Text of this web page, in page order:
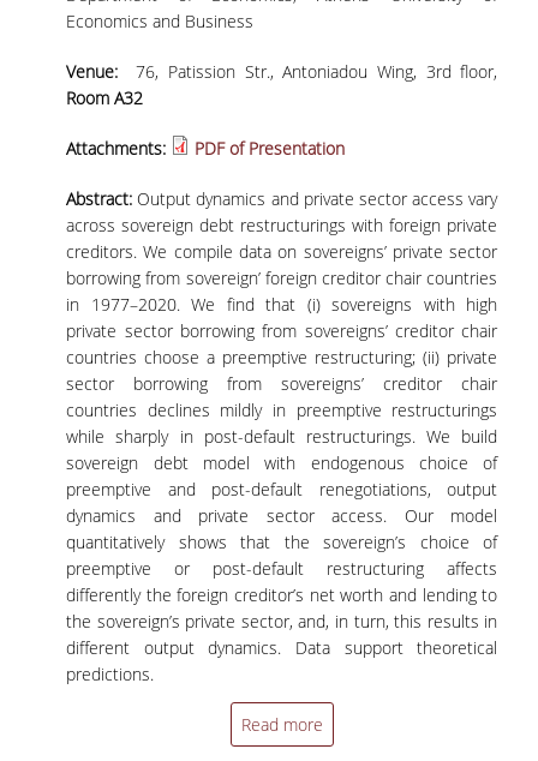
ΕΡΓΑΣΤΗΡΙΑ
ΕΡΕΥΝΗΤΙΚΑ ΕΡΓΑΣΤΗΡΙΑ
TESTIMONIALS ΑΠΟΦΟΙΤΩΝ
ΓΡΑΦΕΙΟ ΔΙΑΣΥΝΔΕΣΗΣ
ΑΠΟΦΟΙΤΩΝΤΑΣ ΑΠΟ ΤΟ ΤΜΗΜΑ
ΝΕΑ
ΑΝΑΚΟΙΝΩΣΕΙΣ ΓΡΑΜΜΑΤΕΙΑΣ
ΓΕΝΙΚΕΣ ΑΝΑΚΟΙΝΩΣΕΙΣ
ΠΡΟΚΗΡΥΞΕΙΣ
ΠΡΟΚΗΡΥΞΕΙΣ ΑΠΟΚΤΗΣΗΣ ΑΚΑΔΗΜΑΪΚΗΣ
ΕΜΠΕΙΡΙΑΣ
ΕΚΔΗΛΩΣΕΙΣ
ΥΠΟΤΡΟΦΙΕΣ - ΔΙΑΓΩΝΙΣΜΟΙ
Economics and Business
Venue:
76, Patission Str., Antoniadou Wing, 3rd floor,
Room A32
Attachments: PDF of Presentation
Abstract: Output dynamics and private sector access vary
across sovereign debt restructurings with foreign private
creditors. We compile data on sovereigns’ private sector
borrowing from sovereign’ foreign creditor chair countries
in 1977–2020. We find that (i) sovereigns with high
private sector borrowing from sovereigns’ creditor chair
countries choose a preemptive restructuring; (ii) private
sector borrowing from sovereigns’ creditor chair
countries declines mildly in preemptive restructurings
while sharply in post-default restructurings. We build
sovereign debt model with endogenous choice of
preemptive and post-default renegotiations, output
dynamics and private sector access. Our model
quantitatively shows that the sovereign’s choice of
preemptive or post-default restructuring affects
differently the foreign creditor’s net worth and lending to
the sovereign’s private sector, and, in turn, this results in
different output dynamics. Data support theoretical
predictions.
Read more